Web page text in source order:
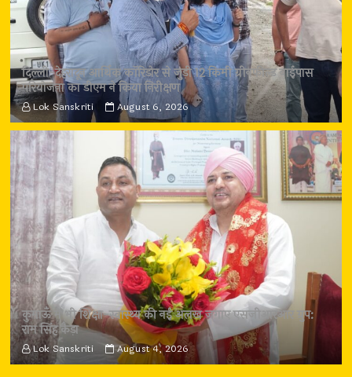
दिल्ली-देहरादून आर्थिक कॉरिडोर से जुड़ी 12 किमी ग्रीनफील्ड बाईपास
परियोजना का डीएम ने किया निरीक्षण
Lok Sanskriti August 6, 2026
कुमाऊँ में भी शिक्षा-स्वास्थ्य की नई अलख जगाए एसजीआरआर ग्रुप:
राम सिंह कैड़ा
Lok Sanskriti August 4, 2026